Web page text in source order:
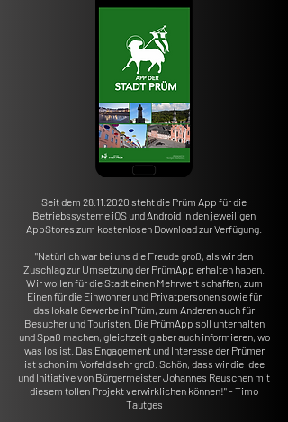
Seit dem 28.11.2020 steht die Prüm App für die
Betriebssysteme iOS und Android in den jeweiligen
AppStores zum kostenlosen Download zur Verfügung.
"Natürlich war bei uns die Freude groß, als wir den
Zuschlag zur Umsetzung der PrümApp erhalten haben.
Wir wollen für die Stadt einen Mehrwert schaffen, zum
Einen für die Einwohner und Privatpersonen sowie für
das lokale Gewerbe in Prüm, zum Anderen auch für
Besucher und Touristen. Die PrümApp soll unterhalten
und Spaß machen, gleichzeitig aber auch informieren, wo
was los ist. Das Engagement und Interesse der Prümer
ist schon im Vorfeld sehr groß. Schön, dass wir die Idee
und Initiative von Bürgermeister Johannes Reuschen mit
diesem tollen Projekt verwirklichen können!" - Timo
Tautges